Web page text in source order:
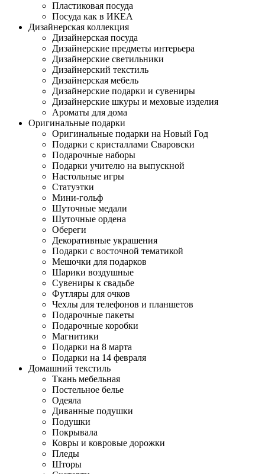
Пластиковая посуда
Посуда как в ИКЕА
Дизайнерская коллекция
Дизайнерская посуда
Дизайнерские предметы интерьера
Дизайнерские светильники
Дизайнерский текстиль
Дизайнерская мебель
Дизайнерские подарки и сувениры
Дизайнерские шкуры и меховые изделия
Ароматы для дома
Оригинальные подарки
Оригинальные подарки на Новый Год
Подарки с кристаллами Сваровски
Подарочные наборы
Подарки учителю на выпускной
Настольные игры
Статуэтки
Мини-гольф
Шуточные медали
Шуточные ордена
Обереги
Декоративные украшения
Подарки с восточной тематикой
Мешочки для подарков
Шарики воздушные
Сувениры к свадьбе
Футляры для очков
Чехлы для телефонов и планшетов
Подарочные пакеты
Подарочные коробки
Магнитики
Подарки на 8 марта
Подарки на 14 февраля
Домашний текстиль
Ткань мебельная
Постельное белье
Одеяла
Диванные подушки
Подушки
Покрывала
Ковры и ковровые дорожки
Пледы
Шторы